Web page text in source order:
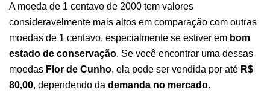
A moeda de 1 centavo de 2000 tem valores
consideravelmente mais altos em comparação com outras
moedas de 1 centavo, especialmente se estiver em bom
estado de conservação. Se você encontrar uma dessas
moedas Flor de Cunho, ela pode ser vendida por até R$
80,00, dependendo da demanda no mercado.